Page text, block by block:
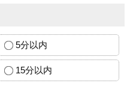
5分以内
15分以内